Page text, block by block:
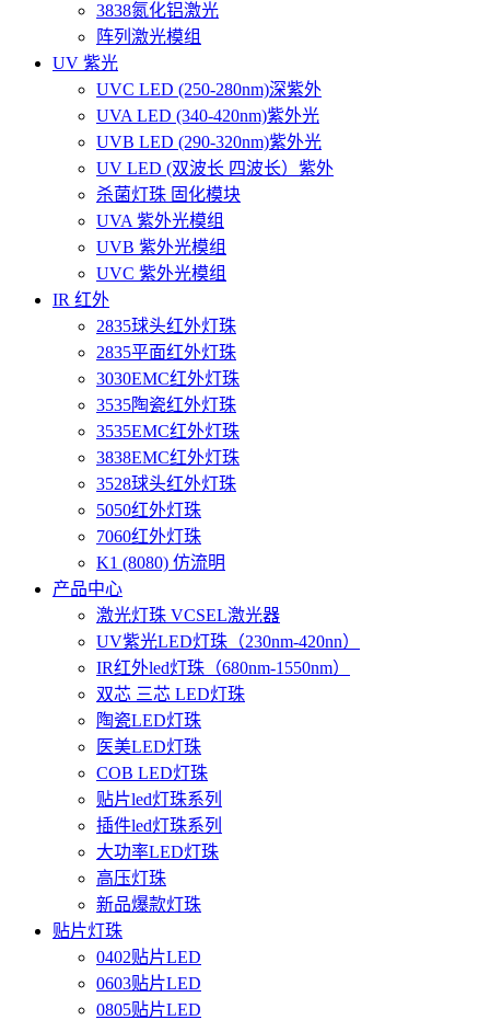
3838氮化铝激光
阵列激光模组
UV 紫光
UVC LED (250-280nm)深紫外
UVA LED (340-420nm)紫外光
UVB LED (290-320nm)紫外光
UV LED (双波长 四波长）紫外
杀菌灯珠 固化模块
UVA 紫外光模组
UVB 紫外光模组
UVC 紫外光模组
IR 红外
2835球头红外灯珠
2835平面红外灯珠
3030EMC红外灯珠
3535陶瓷红外灯珠
3535EMC红外灯珠
3838EMC红外灯珠
3528球头红外灯珠
5050红外灯珠
7060红外灯珠
K1 (8080) 仿流明
产品中心
激光灯珠 VCSEL激光器
UV紫光LED灯珠（230nm-420nn）
IR红外led灯珠（680nm-1550nm）
双芯 三芯 LED灯珠
陶瓷LED灯珠
医美LED灯珠
COB LED灯珠
贴片led灯珠系列
插件led灯珠系列
大功率LED灯珠
高压灯珠
新品爆款灯珠
贴片灯珠
0402贴片LED
0603贴片LED
0805贴片LED